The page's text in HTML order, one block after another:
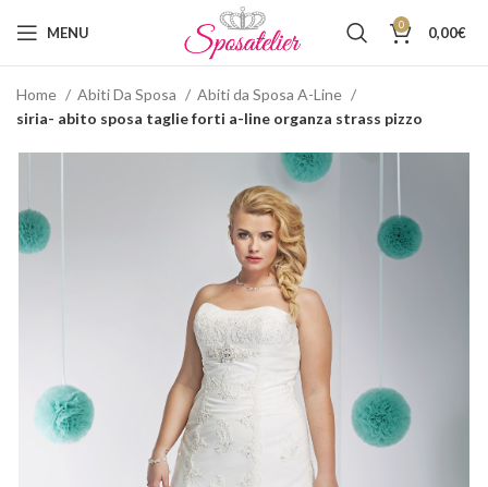
MENU 0 0,00€
Home Abiti Da Sposa
Abiti da Sposa A-Line
siria- abito sposa taglie forti a-line organza strass pizzo